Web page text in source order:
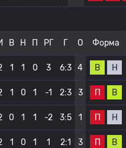
В Н П РГ Г О Форма
1 1 0 3 6:3 4 В Н
1 0 1 -1 2:3 3 П В
0 1 1 -2 3:5 1 П Н
1 0 1 1 2:1 3 П В